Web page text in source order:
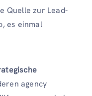
Quelle zur Lead-
es einmal
agency